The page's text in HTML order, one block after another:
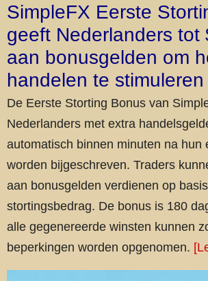
SimpleFX Eerste
geeft Nederlanders tot
aan bonusgelden om
handelen te stimuleren
De Eerste Storting Bonus van
Nederlanders met extra
automatisch binnen minuten na hun
worden bijgeschreven. Traders
aan bonusgelden verdienen op
stortingsbedrag. De bonus is 180
alle gegenereerde winsten kunnen
beperkingen worden opgenomen.